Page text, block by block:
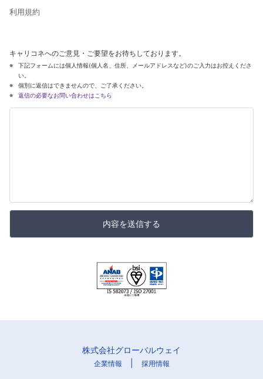
利用規約
キャリコネへのご意見・ご要望をお待ちしております。
下記フォームには個人情報(個人名、住所、メールアドレスなど)のご入力はお控えくださ
い。
個別に返信はできませんので、ご了承ください。
返信の必要なお問い合わせはこちら
内容を送信する
株式会社グローバルウェイ
企業情報 採用情報